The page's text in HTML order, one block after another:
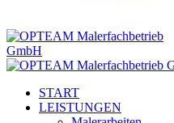
START
LEISTUNGEN